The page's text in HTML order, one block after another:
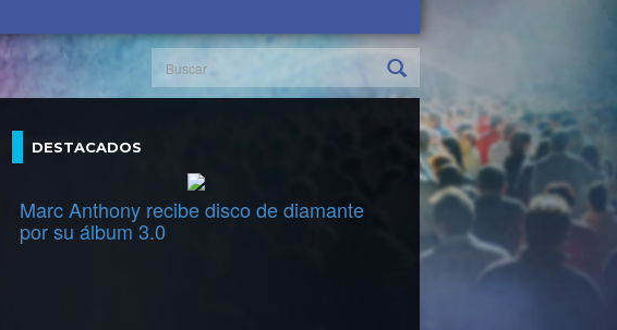
DESTACADOS
Marc Anthony recibe disco de diamante
por su álbum 3.0